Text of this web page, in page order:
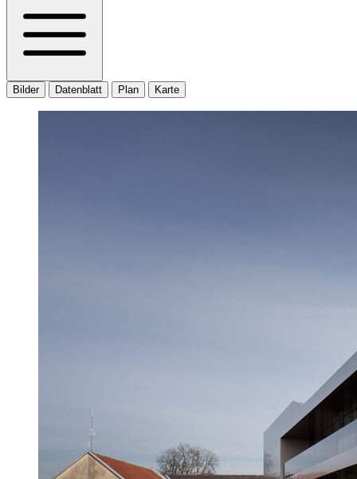
Bilder Datenblatt Plan Karte